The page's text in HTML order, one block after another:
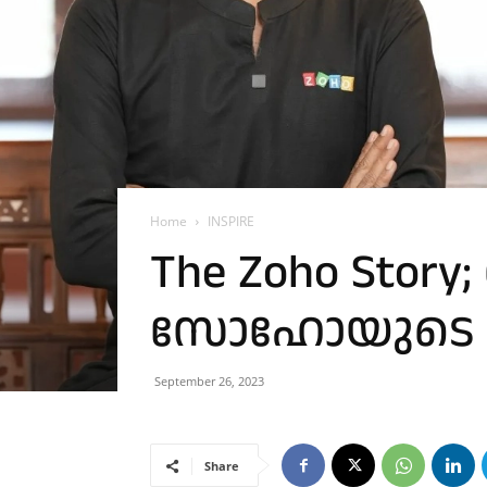
Home INSPIRE
The Zoho
സോഹോയുടെ
September 26, 2023
Share